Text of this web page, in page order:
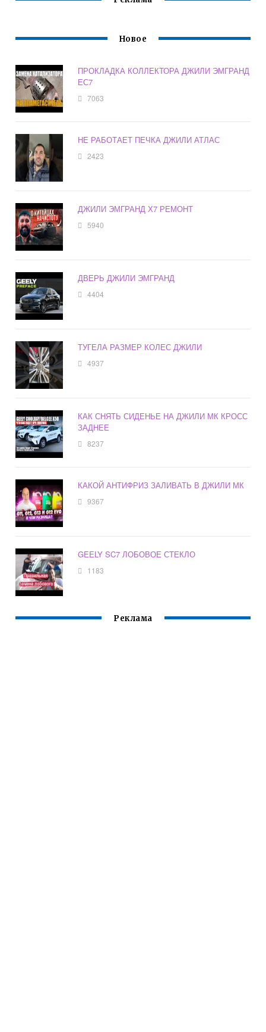
Новое
ПРОКЛАДКА КОЛЛЕКТОРА ДЖИЛИ ЭМГРАНД
ЕС7
7063
НЕ РАБОТАЕТ ПЕЧКА ДЖИЛИ АТЛАС
2423
ДЖИЛИ ЭМГРАНД Х7 РЕМОНТ
5940
ДВЕРЬ ДЖИЛИ ЭМГРАНД
4404
ТУГЕЛА РАЗМЕР КОЛЕС ДЖИЛИ
4937
КАК СНЯТЬ СИДЕНЬЕ НА ДЖИЛИ МК КРОСС
ЗАДНЕЕ
8237
КАКОЙ АНТИФРИЗ ЗАЛИВАТЬ В ДЖИЛИ МК
9367
GEELY SC7 ЛОБОВОЕ СТЕКЛО
1183
Реклама